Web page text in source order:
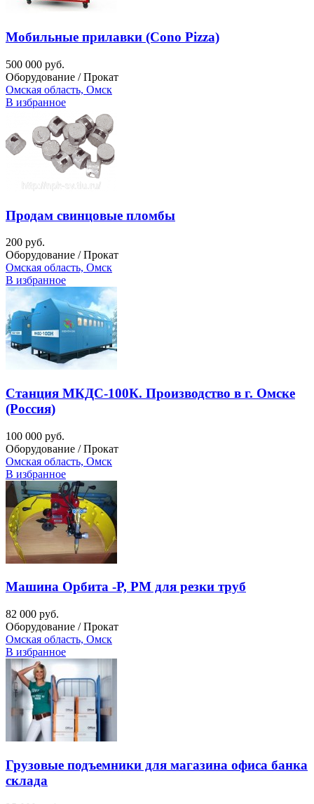
Мобильные прилавки (Cono Pizza)
500 000 руб.
Оборудование / Прокат
Омская область, Омск
В избранное
Продам свинцовые пломбы
200 руб.
Оборудование / Прокат
Омская область, Омск
В избранное
Станция МКДС-100К. Производство в г. Омске
(Россия)
100 000 руб.
Оборудование / Прокат
Омская область, Омск
В избранное
Машина Орбита -Р, РМ для резки труб
82 000 руб.
Оборудование / Прокат
Омская область, Омск
В избранное
Грузовые подъемники для магазина офиса банка
склада